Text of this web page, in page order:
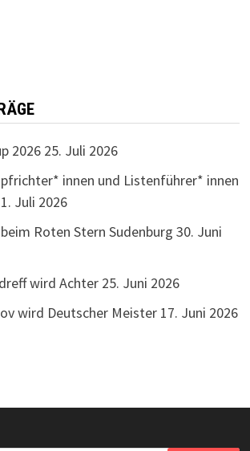
2026 25. Juli 2026
innen und Listenführer* innen
Juli 2026
Roten Stern Sudenburg 30. Juni
wird Achter 25. Juni 2026
wird Deutscher Meister 17. Juni 2026